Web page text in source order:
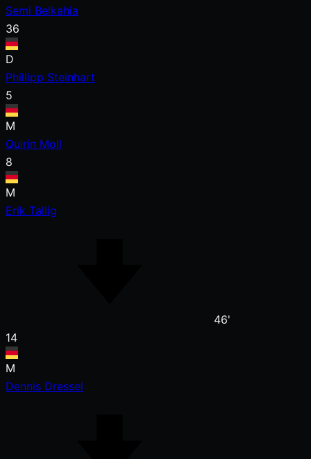
Semi Belkahia
36
D
Phillipp Steinhart
5
M
Quirin Moll
8
M
Erik Tallig
46'
14
M
Dennis Dressel